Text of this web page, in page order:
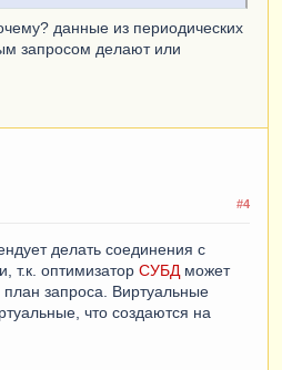
данные из периодических
запросом делают или
#4
делать соединения с
т.к. оптимизатор СУБДможет
запроса. Виртуальные
что создаются на